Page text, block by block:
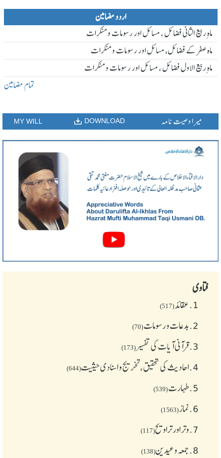
اردو مضامین
ماہ ِربیع الثانی فضائل ، مسائل اور رسومات و منکرات
ماہ صفر کے فضائل، مسائل اور رسومات و منکرات
ماہ ِربیع الاول فضائل ، مسائل اور رسومات و منکرات
تمام مضامین
MY WILL DOWNLOAD میرا وصیت نامہ
فتاوی
1. عقائد(517)
2. بدعات و رسومات(70)
3. قرآنی آیات کی تفسیر(173)
4. احادیث کی تحقیق، تخریج و اسنادی حیثیت(644)
5. طهارت(539)
6. نماز(1563)
7. وتر اور تراویح(117)
8. جمعہ وعیدین(138)